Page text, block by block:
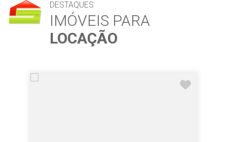
DESTAQUES
IMÓVEIS PARA
LOCAÇÃO